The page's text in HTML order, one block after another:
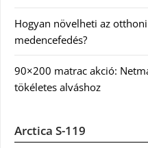
Hogyan növelheti az
medencefedés?
90×200 matrac akció:
tökéletes alváshoz
Arctica S-119